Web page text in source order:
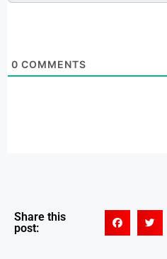
0 COMMENTS
Share this
post: